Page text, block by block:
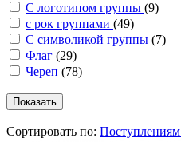
С логотипом группы (9)
с рок группами (49)
С символикой группы (7)
Флаг (29)
Череп (78)
Сортировать по: Поступлениям